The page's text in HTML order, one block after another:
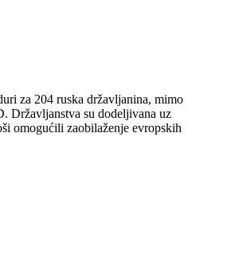
za 204 ruska državljanina, mimo
Državljanstva su dodeljivana uz
omogućili zaobilaženje evropskih